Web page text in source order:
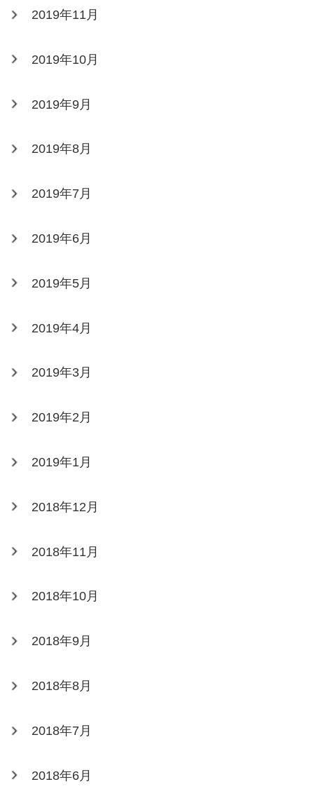
2019年11月
2019年10月
2019年9月
2019年8月
2019年7月
2019年6月
2019年5月
2019年4月
2019年3月
2019年2月
2019年1月
2018年12月
2018年11月
2018年10月
2018年9月
2018年8月
2018年7月
2018年6月